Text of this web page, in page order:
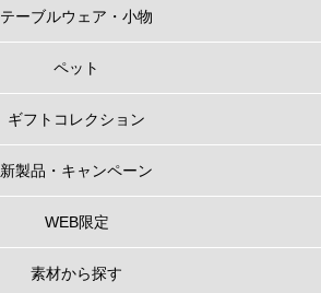
テーブルウェア・小物
ペット
ギフトコレクション
新製品・キャンペーン
WEB限定
素材から探す